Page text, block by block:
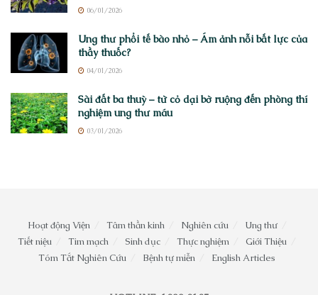
06/01/2026
Ung thư phổi tế bào nhỏ – Ám ảnh nỗi bất lực của
thầy thuốc?
04/01/2026
Sài đất ba thuỳ – từ cỏ dại bờ ruộng đến phòng thí
nghiệm ung thư máu
03/01/2026
Hoạt động Viện Tâm thần kinh Nghiên cứu
Ung thư
Tiết niệu
Tim mạch Sinh dục Thực nghiệm
Giới Thiệu
Tóm Tắt Nghiên Cứu
Bệnh tự miễn English Articles